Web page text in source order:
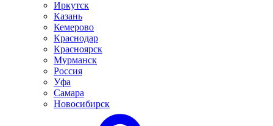
Иркутск
Казань
Кемерово
Краснодар
Красноярск
Мурманск
Россия
Уфа
Самара
Новосибирск